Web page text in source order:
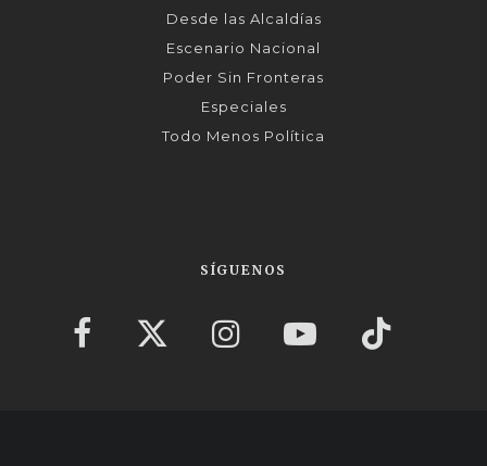
Desde las Alcaldías
Escenario Nacional
Poder Sin Fronteras
Especiales
Todo Menos Política
SÍGUENOS